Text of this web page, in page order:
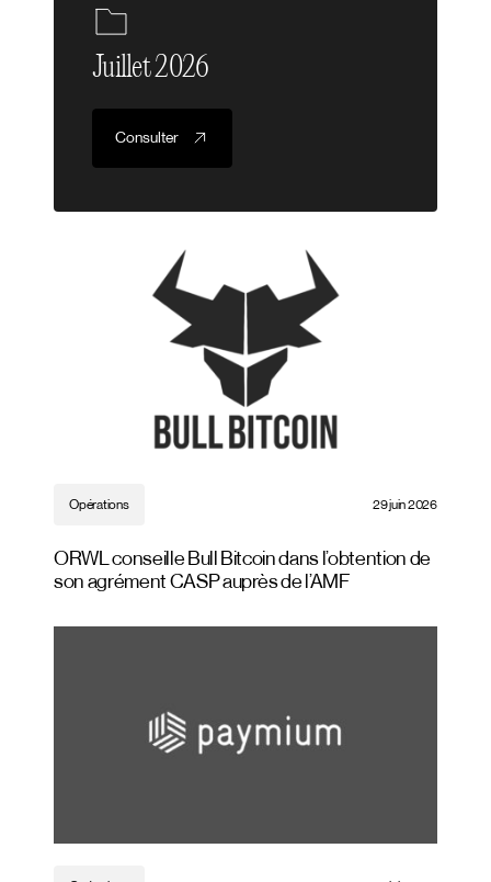
Juillet 2026
Consulter
Opérations 29 juin 2026
ORWL conseille Bull Bitcoin dans l’obtention de
son agrément CASP auprès de l’AMF